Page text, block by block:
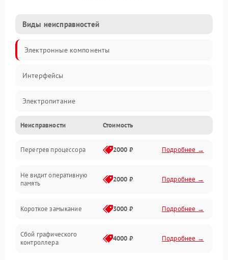
Виды неисправностей
Электронные компоненты
Интерфейсы
Электропитание
Корпус/Герметичность
Механика
ПО/Микропрограмма
Неисправности Стоимость
Перегрев процессора 2000 ₽ Подробнее →
Не видит оперативную
память
2000 ₽ Подробнее →
Короткое замыкание 3000 ₽ Подробнее →
Сбой графического
контроллера
4000 ₽ Подробнее →